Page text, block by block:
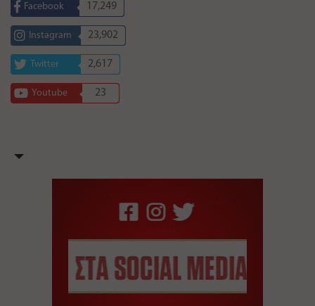
Facebook 17,249
Instagram 23,902
Twitter 2,617
Youtube 23